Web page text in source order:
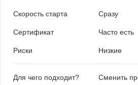
Скорость старта Сразу
Сертификат Часто есть
Риски Низкие
Для чего подходит?
Сменить